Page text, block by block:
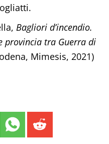
Bagliori d’incendio.
provincia tra Guerra di
Mimesis, 2021)